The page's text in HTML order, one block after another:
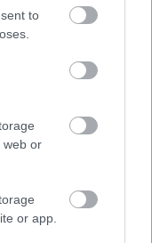
to
web or
or app.
νεφώσεις.
5 μποφόρ.
Κελσίου.
ΔΩΔΕΚΑΝΗΣΑ
παροδικά